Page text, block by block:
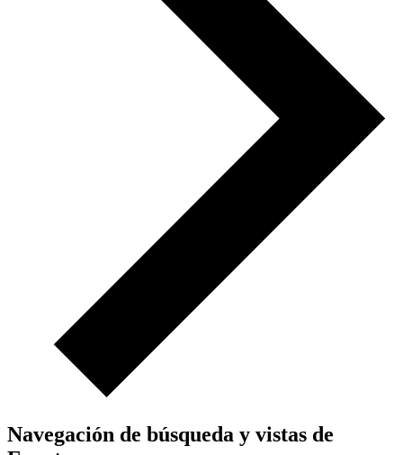
Navegación de búsqueda y vistas de